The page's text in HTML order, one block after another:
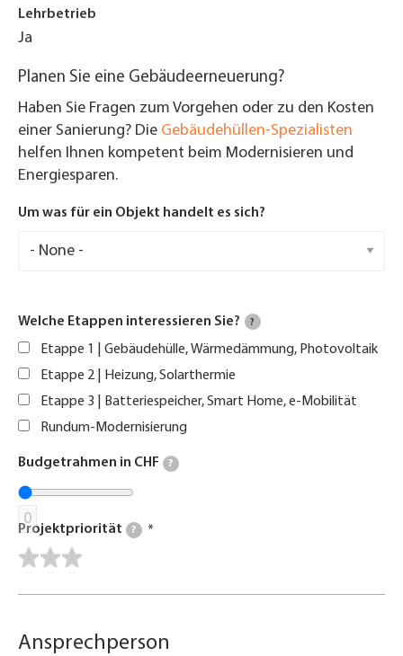
Lehrbetrieb
Ja
Planen Sie eine Gebäudeerneuerung?
Haben Sie Fragen zum Vorgehen oder zu den Kosten
einer Sanierung? Die Gebäudehüllen-Spezialisten
helfen Ihnen kompetent beim Modernisieren und
Energiesparen.
Um was für ein Objekt handelt es sich?
Welche Etappen interessieren Sie? ?
Etappe 1 | Gebäudehülle, Wärmedämmung, Photovoltaik
Etappe 2 | Heizung, Solarthermie
Etappe 3 | Batteriespeicher, Smart Home, e-Mobilität
Rundum-Modernisierung
Budgetrahmen in CHF ?
0
Projektpriorität ?
Ansprechperson